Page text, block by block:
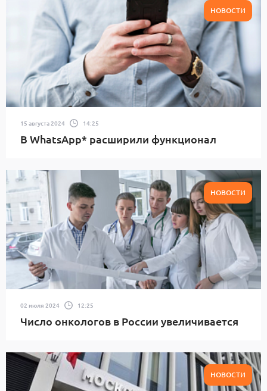
НОВОСТИ
15 августа 2024 14:25
В WhatsApp* расширили функционал
НОВОСТИ
02 июля 2024 12:25
Число онкологов в России увеличивается
НОВОСТИ